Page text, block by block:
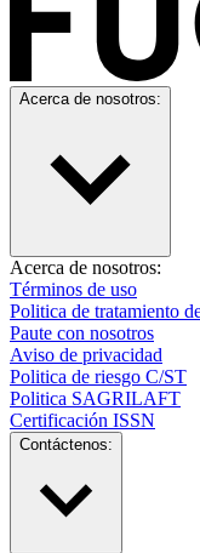
Acerca de nosotros:
Acerca de nosotros:
Términos de uso
Politica de tratamiento
Paute con nosotros
Aviso de privacidad
Politica de riesgo C/ST
Politica SAGRILAFT
Certificación ISSN
Contáctenos: